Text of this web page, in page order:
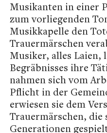
Musikanten in einer
zum vorliegenden
Musikkapelle den
Trauermärschen
Musiker, alles Laien,
Begräbnisses ihre
nahmen sich vom
Pflicht in der
erwiesen sie dem
Trauermärschen, die
Generationen